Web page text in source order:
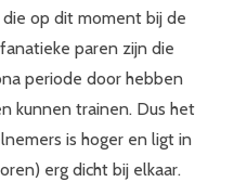
op dit moment bij de
paren zijn die
periode door hebben
kunnen trainen. Dus het
is hoger en ligt in
erg dicht bij elkaar.